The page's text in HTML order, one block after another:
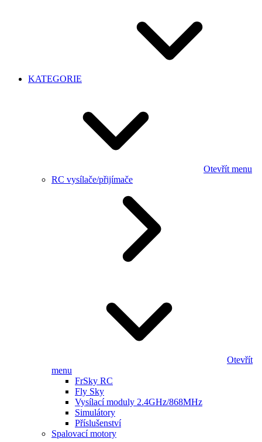
KATEGORIE
Otevřít menu
RC vysílače/přijímače
Otevřít
menu
FrSky RC
Fly Sky
Vysílací moduly 2.4GHz/868MHz
Simulátory
Příslušenství
Spalovací motory